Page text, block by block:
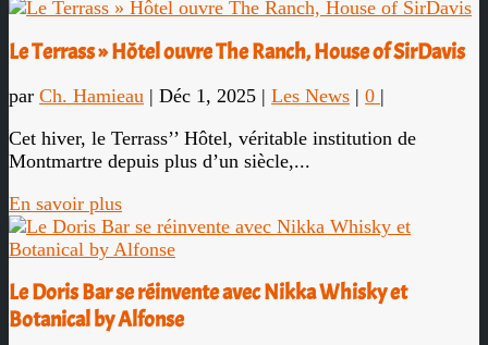
Le Terrass » Hôtel ouvre The Ranch, House of SirDavis
par Ch. Hamieau | Déc 1, 2025 | Les News | 0 |
Cet hiver, le Terrass’’ Hôtel, véritable institution de
Montmartre depuis plus d’un siècle,...
En savoir plus
Le Doris Bar se réinvente avec Nikka Whisky et
Botanical by Alfonse